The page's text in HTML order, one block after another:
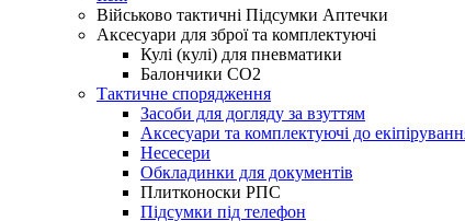
Військово тактичні Підсумки Аптечки
Аксесуари для зброї та комплектуючі
Кулі (кулі) для пневматики
Балончики CO2
Тактичне спорядження
Засоби для догляду за взуттям
Аксесуари та комплектуючі до
Несесери
Обкладинки для документів
Плитконоски РПС
Підсумки під телефон